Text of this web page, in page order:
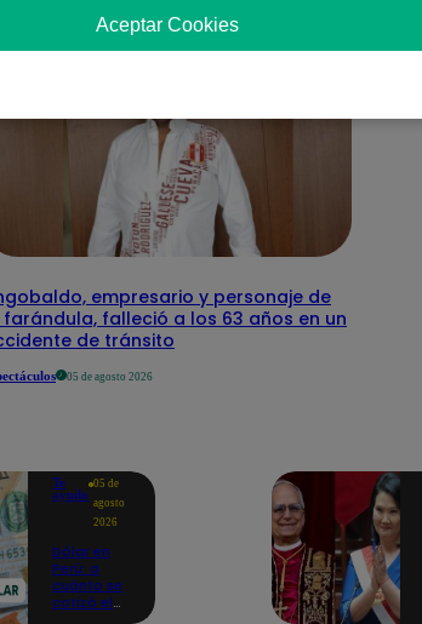
empresario y personaje de
farándula, falleció a los 63 años en un
de tránsito
05 de agosto 2026
Te
ayudo
05 de
agosto
2026
Dólar en
Perú: a
cuánto se
cotizó el
Aceptar Cookies